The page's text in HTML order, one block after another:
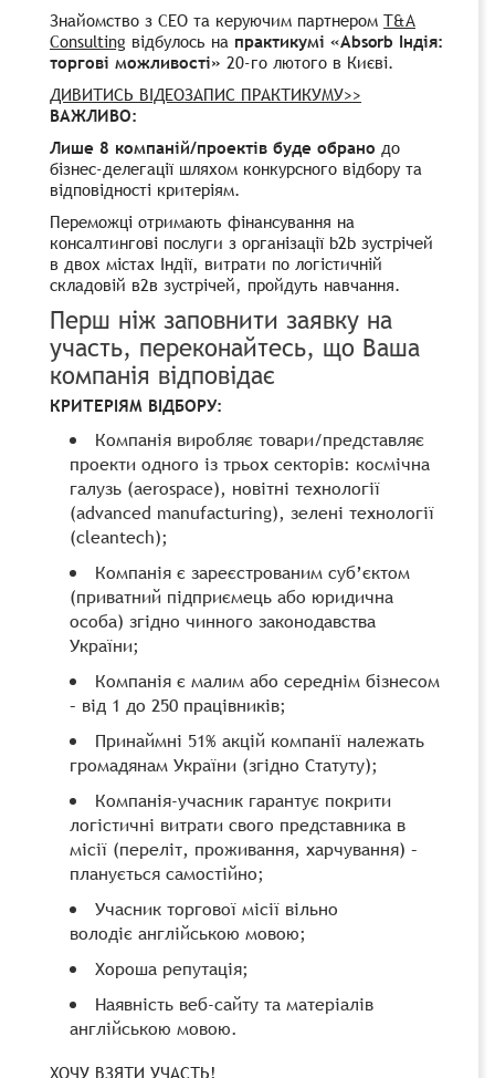
Знайомство з CEO та керуючим партнером T&A
Consulting відбулось на практикумі «Absorb Індія:
торгові можливості» 20-го лютого в Києві.
ДИВИТИСЬ ВІДЕОЗАПИС ПРАКТИКУМУ>>
ВАЖЛИВО:
Лише 8 компаній/проектів буде обрано до
бізнес-делегації шляхом конкурсного відбору та
відповідності критеріям.
Переможці отримають фінансування на
консалтингові послуги з організації b2b зустрічей
в двох містах Індії, витрати по логістичній
складовій в2в зустрічей, пройдуть навчання.
Перш ніж заповнити заявку на
участь, переконайтесь, що Ваша
компанія відповідає
КРИТЕРІЯМ ВІДБОРУ:
Компанія виробляє товари/представляє
проекти одного із трьох секторів: космічна
галузь (aerospace), новітні технології
(advanced manufacturing), зелені технології
(cleantech);
Компанія є зареєстрованим суб’єктом
(приватний підприємець або юридична
особа) згідно чинного законодавства
України;
Компанія є малим або середнім бізнесом
– від 1 до 250 працівників;
Принаймні 51% акцій компанії належать
громадянам України (згідно Статуту);
Компанія-учасник гарантує покрити
логістичні витрати свого представника в
місії (переліт, проживання, харчування) –
планується самостійно;
Учасник торгової місії вільно
володіє англійською мовою;
Хороша репутація;
Наявність веб-сайту та матеріалів
англійською мовою.
ХОЧУ ВЗЯТИ УЧАСТЬ!